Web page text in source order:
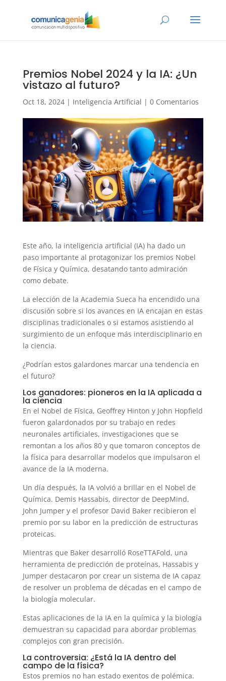
Premios Nobel 2024 y la IA: ¿Un
vistazo al futuro?
Oct 18, 2024| Inteligencia Artificial | 0 Comentarios
Este año, la inteligencia artificial (IA) ha dado un
paso importante al protagonizar los premios Nobel
de Física y Química, desatando tanto admiración
como debate.
La elección de la Academia Sueca ha encendido una
discusión sobre si los avances en IA encajan en estas
disciplinas tradicionales o si estamos asistiendo al
surgimiento de un enfoque más interdisciplinario en
la ciencia.
¿Podrían estos galardones marcar una tendencia en
el futuro?
Los ganadores: pioneros en la IA aplicada a
la ciencia
En el Nobel de Física, Geoffrey Hinton y John Hopfield
fueron galardonados por su trabajo en redes
neuronales artificiales, investigaciones que se
remontan a los años 80 y que tomaron conceptos de
la física para desarrollar modelos que impulsaron el
avance de la IA moderna.
Un día después, la IA volvió a brillar en el Nobel de
Química. Demis Hassabis, director de DeepMind,
John Jumper y el profesor David Baker recibieron el
premio por su labor en la predicción de estructuras
proteicas.
Mientras que Baker desarrolló RoseTTAFold, una
herramienta de predicción de proteínas, Hassabis y
Jumper destacaron por crear un sistema de IA capaz
de resolver un problema de décadas en el campo de
la biología molecular.
Estas aplicaciones de la IA en la química y la biología
demuestran su capacidad para abordar problemas
complejos con gran precisión.
La controversia: ¿Está la IA dentro del
campo de la física?
Estos premios no han estado exentos de polémica.